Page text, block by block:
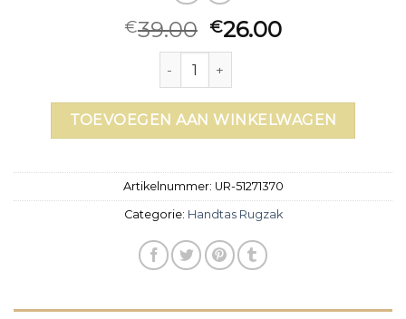
€39.00 €26.00
handtas rugzak aantal
TOEVOEGEN AAN WINKELWAGEN
Artikelnummer: UR-51271370
Categorie: Handtas Rugzak